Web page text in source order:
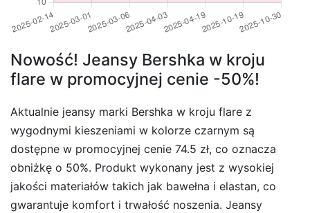
Nowość! Jeansy Bershka w kroju
flare w promocyjnej cenie -50%!
Aktualnie jeansy marki Bershka w kroju flare z
wygodnymi kieszeniami w kolorze czarnym są
dostępne w promocyjnej cenie 74.5 zł, co oznacza
obniżkę o 50%. Produkt wykonany jest z wysokiej
jakości materiałów takich jak bawełna i elastan, co
gwarantuje komfort i trwałość noszenia. Jeansy